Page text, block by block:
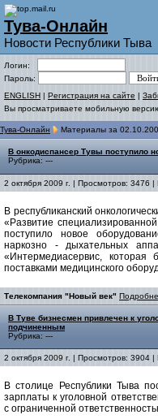
Тува-Онлайн
Новости Республики Тыва
Логин:
Пароль:
ENGLISH | Регистрация на сайте |
Вы просматриваете мобильную
Тува-Онлайн Материалы за
В онкодиспансер Тувы поступило
Рубрика: ---
2 октября 2009 г. | Просмотров: 3476
В республиканский
«Развитие
поступило новое
наркозно - дыхательных
«Интермедиасервис,
поставками медицинского
Телекомпания "Новый век"
В Туве бизнесмен привлечен к
подчиненным
Рубрика: ---
2 октября 2009 г. | Просмотров: 3904
В столице Республики Тыва
зарплаты к уголовной
с ограниченной